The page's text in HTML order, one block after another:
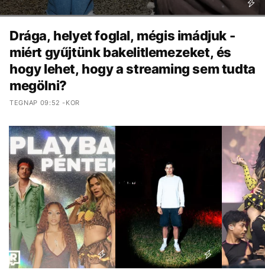
Drága, helyet foglal, mégis imádjuk -
miért gyűjtünk bakelitlemezeket, és
hogy lehet, hogy a streaming sem tudta
megölni?
TEGNAP 09:52 -KOR